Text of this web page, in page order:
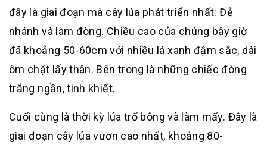
đây là giai đoạn mà cây lúa phát triển nhất: Đẻ
nhánh và làm đòng. Chiều cao của chúng bây giờ
đã khoảng 50-60cm với nhiều lá xanh đậm sắc, dài
ôm chặt lấy thân. Bên trong là những chiếc đòng
trắng ngần, tinh khiết.
Cuối cùng là thời kỳ lúa trổ bông và làm mẩy. Đây là
giai đoạn cây lúa vươn cao nhất, khoảng 80-